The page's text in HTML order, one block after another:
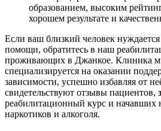
образованием, высоким
хорошем результате и
Если ваш близкий человек
помощи, обратитесь в наш
проживающих в Джанкое. Клиника
специализируется на оказании
зависимости, успешно избавляя от
свидетельствуют отзывы пациентов,
реабилитационный курс и начавших
наркотиков и алкоголя.